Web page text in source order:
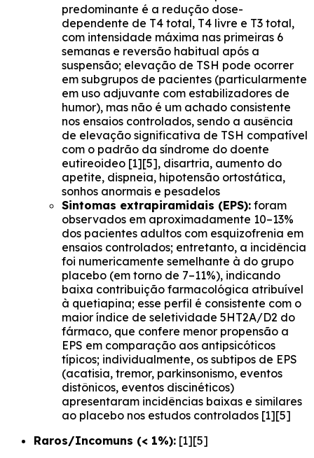
predominante é a redução dose-
dependente de T4 total, T4 livre e T3 total,
com intensidade máxima nas primeiras 6
semanas e reversão habitual após a
suspensão; elevação de TSH pode ocorrer
em subgrupos de pacientes (particularmente
em uso adjuvante com estabilizadores de
humor), mas não é um achado consistente
nos ensaios controlados, sendo a ausência
de elevação significativa de TSH compatível
com o padrão da síndrome do doente
eutireoideo [1][5], disartria, aumento do
apetite, dispneia, hipotensão ortostática,
sonhos anormais e pesadelos
Sintomas extrapiramidais (EPS): foram
observados em aproximadamente 10–13%
dos pacientes adultos com esquizofrenia em
ensaios controlados; entretanto, a incidência
foi numericamente semelhante à do grupo
placebo (em torno de 7–11%), indicando
baixa contribuição farmacológica atribuível
à quetiapina; esse perfil é consistente com o
maior índice de seletividade 5HT2A/D2 do
fármaco, que confere menor propensão a
EPS em comparação aos antipsicóticos
típicos; individualmente, os subtipos de EPS
(acatisia, tremor, parkinsonismo, eventos
distônicos, eventos discinéticos)
apresentaram incidências baixas e similares
ao placebo nos estudos controlados [1][5]
Raros/Incomuns (< 1%): [1][5]